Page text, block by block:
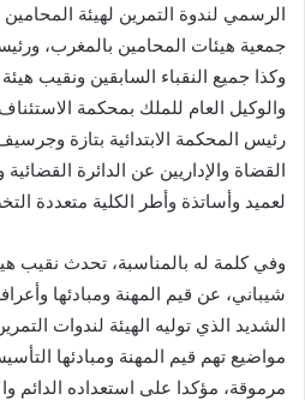
ي
ا
الرسمي لندوة التمرين لهيئة
جمعية هيئات المحامين بالمغرب،
وكذا جميع النقباء السابقين ونقيب
والوكيل العام للملك بمحكمة
رئيس المحكمة الابتدائية بتازة
القضاة والإداريين عن الدائرة
لعميد وأساتذة وأطر الكلية متعددة
وفي كلمة له بالمناسبة، تحدث نقيب
شيباني، عن قيم المهنة ومبادئها
الشديد الذي توليه الهيئة لندوات
مواضيع تهم قيم المهنة ومبادئها
مرموقة، مؤكدا على استعداده الدائم